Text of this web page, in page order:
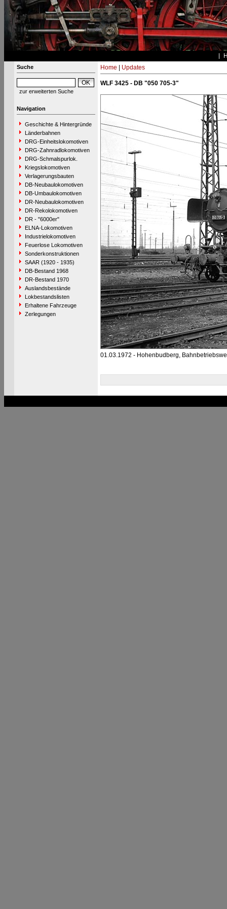
Suche
zur erweiterten Suche
Navigation
Geschichte & Hintergründe
Länderbahnen
DRG-Einheitslokomotiven
DRG-Zahnradlokomotiven
DRG-Schmalspurlok.
Kriegslokomotiven
Verlagerungsbauten
DB-Neubaulokomotiven
DB-Umbaulokomotiven
DR-Neubaulokomotiven
DR-Rekolokomotiven
DR - "6000er"
ELNA-Lokomotiven
Industrielokomotiven
Feuerlose Lokomotiven
Sonderkonstruktionen
SAAR (1920 - 1935)
DB-Bestand 1968
DR-Bestand 1970
Auslandsbestände
Lokbestandslisten
Erhaltene Fahrzeuge
Zerlegungen
Home Updates
WLF 3425 - DB "050 705-3"
01.03.1972 - Hohenbudberg,